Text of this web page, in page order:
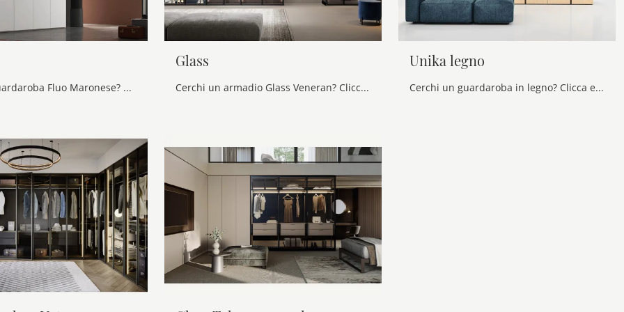
Cerchi un guardaroba Fluo Maronese? Clicca subito! Gli armadi componibili con ante battenti ti aspettano.
Glass
Cerchi un armadio Glass Veneran? Clicca subito! Gli armadi componibili con ante battenti ti aspettano.
Unika legno
Cerchi un guardaroba in legno? Clicca e scopri armadi componibili con ante battenti di Novamobili.